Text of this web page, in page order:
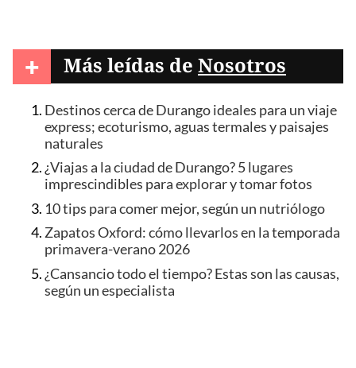
+ Más leídas de Nosotros
Destinos cerca de Durango ideales para un viaje
express; ecoturismo, aguas termales y paisajes
naturales
¿Viajas a la ciudad de Durango? 5 lugares
imprescindibles para explorar y tomar fotos
10 tips para comer mejor, según un nutriólogo
Zapatos Oxford: cómo llevarlos en la temporada
primavera-verano 2026
¿Cansancio todo el tiempo? Estas son las causas,
según un especialista